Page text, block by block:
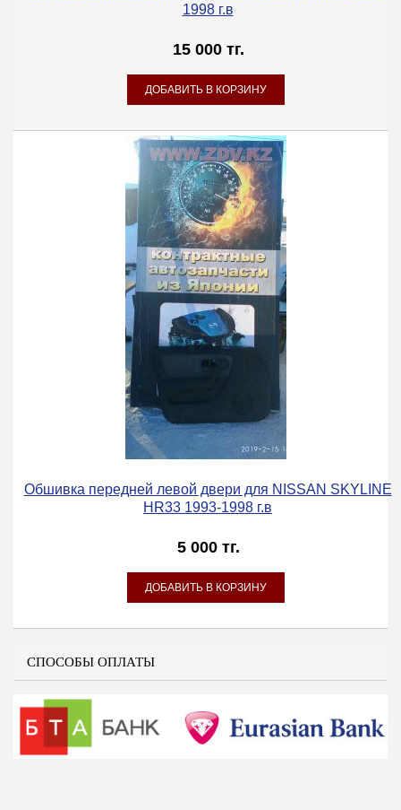
1998 г.в
15 000 тг.
Обшивка передней левой двери для NISSAN SKYLINE
HR33 1993-1998 г.в
5 000 тг.
СПОСОБЫ ОПЛАТЫ